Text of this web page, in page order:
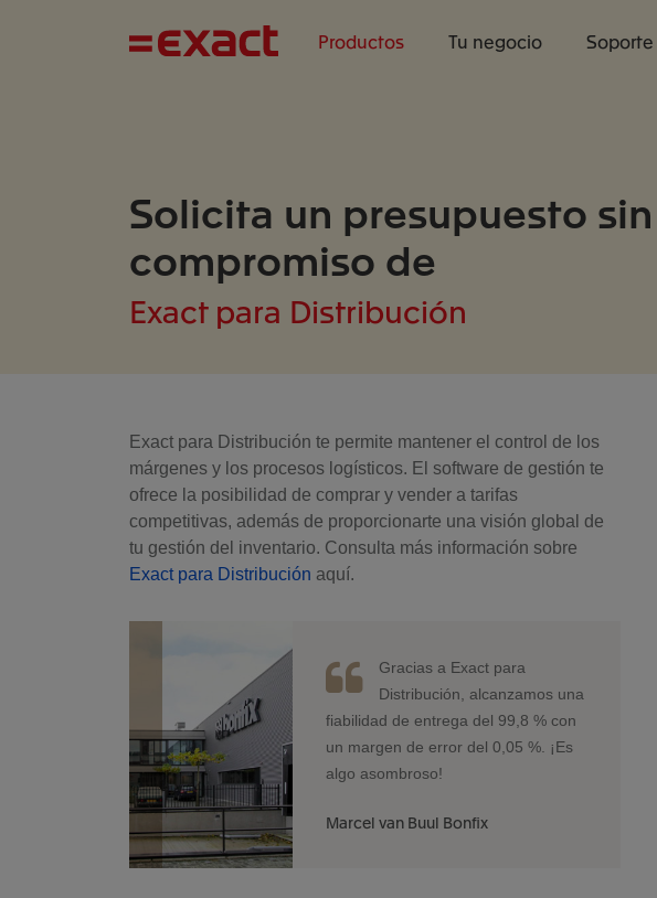
Productos Tu negocio Soporte
Solicita un presupuesto sin
compromiso de
Exact para Distribución
Exact para Distribución te permite mantener el control de los
márgenes y los procesos logísticos. El software de gestión te
ofrece la posibilidad de comprar y vender a tarifas
competitivas, además de proporcionarte una visión global de
tu gestión del inventario. Consulta más información sobre
Exact para Distribución aquí.
Gracias a Exact para
Distribución, alcanzamos una
fiabilidad de entrega del 99,8 % con
un margen de error del 0,05 %. ¡Es
algo asombroso!
Marcel van Buul Bonfix